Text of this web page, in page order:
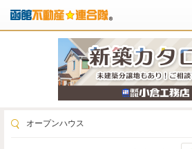
オープンハウス